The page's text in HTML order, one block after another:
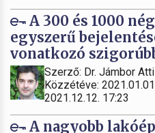
A 300 és 1000
egyszerű
vonatkozó
Szerző: Dr. Jámbor
Közzétéve:
2021.12.12. 17:23
A nagyobb